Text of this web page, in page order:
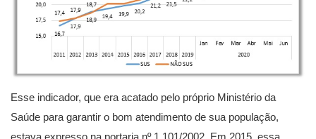
Esse indicador, que era acatado pelo próprio Ministério da
Saúde para garantir o bom atendimento de sua população,
estava expresso na portaria nº 1.101/2002. Em 2015, essa